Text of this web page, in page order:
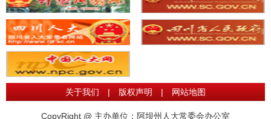
关于我们 | 版权声明 | 网站地图
CopyRight @ 主办单位：阿坝州人大常委会办公室